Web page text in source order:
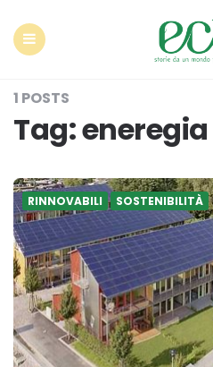
1 POSTS
Tag:
RINNOVABILI SOSTENIBILITÀ